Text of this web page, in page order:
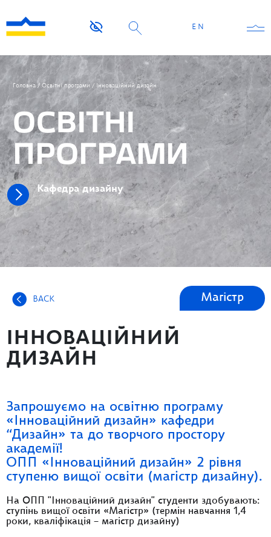
EN
Головна / Освітні програми / Інноваційний дизайн
ОСВІТНІ
ПРОГРАМИ
Кафедра дизайну
BACK Магістр
ІННОВАЦІЙНИЙ
ДИЗАЙН
Запрошуємо на освітню програму
«Інноваційний дизайн» кафедри
“Дизайн» та до творчого простору
академії!
ОПП «Інноваційний дизайн» 2 рівня
ступеню вищої освіти (магістр дизайну).
На ОПП "Інноваційний дизайн" студенти здобувають:
ступінь вищої освіти «Магістр» (термін навчання 1,4
роки, кваліфікація – магістр дизайну)